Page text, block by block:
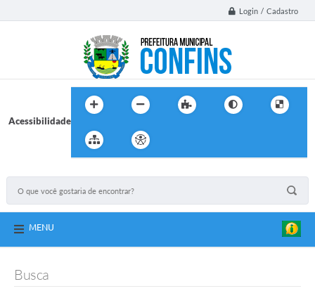
Login / Cadastro
Acessibilidade
MENU
Busca